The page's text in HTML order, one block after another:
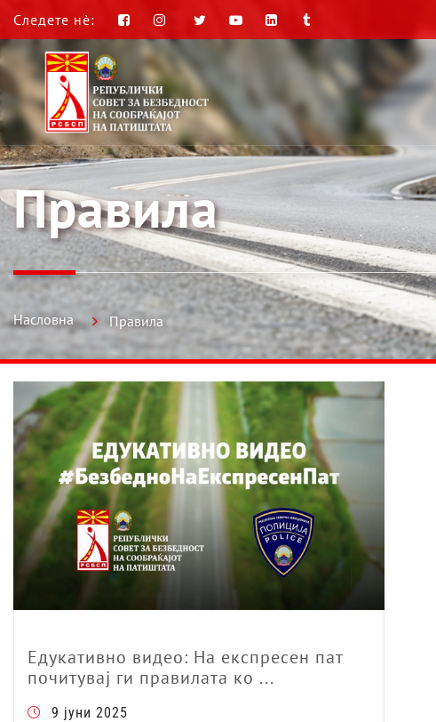
Следете нè:
Правила
Насловна Правила
Едукативно видео: На експресен пат
почитувај ги правилата ко ...
9 јуни 2025